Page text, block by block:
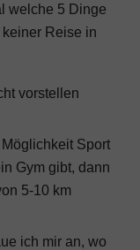
welche 5 Dinge
Reise in
vorstellen
Sport
Gym gibt, dann
5-10 km
ich mir an, wo